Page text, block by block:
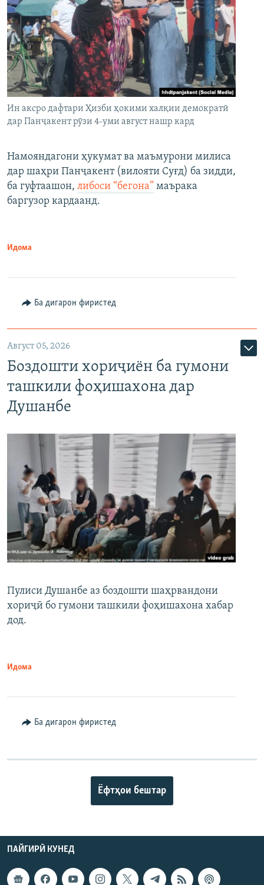
Ин аксро дафтари Ҳизби ҳокими халқии демократӣ
дар Панҷакент рӯзи 4-уми август нашр кард
Намояндагони ҳукумат ва маъмурони милиса
дар шаҳри Панҷакент (вилояти Суғд) ба зидди,
ба гуфтаашон, либоси “бегона” маърака
баргузор кардаанд.
Идома
Ба дигарон фиристед
Август 05, 2026
Боздошти хориҷиён ба гумони
ташкили фоҳишахона дар
Душанбе
Пулиси Душанбе аз боздошти шаҳрвандони
хориҷӣ бо гумони ташкили фоҳишахона хабар
дод.
Идома
Ба дигарон фиристед
Ёфтҳои бештар
ПАЙГИРӢ КУНЕД